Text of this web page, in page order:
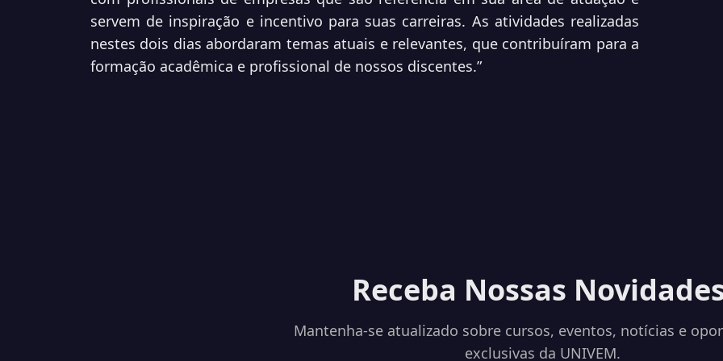
servem de inspiração e incentivo para suas carreiras. As atividades realizadas
nestes dois dias abordaram temas atuais e relevantes, que contribuíram para a
formação acadêmica e profissional de nossos discentes.”
Receba Nossas
Mantenha-se atualizado sobre cursos, eventos, notícias e
exclusivas da UNIVEM.